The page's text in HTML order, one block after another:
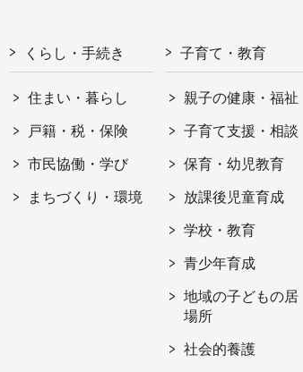
くらし・手続き
住まい・暮らし
戸籍・税・保険
市民協働・学び
まちづくり・環境
子育て・教育
親子の健康・福祉
子育て支援・相談
保育・幼児教育
放課後児童育成
学校・教育
青少年育成
地域の子どもの居
場所
社会的養護